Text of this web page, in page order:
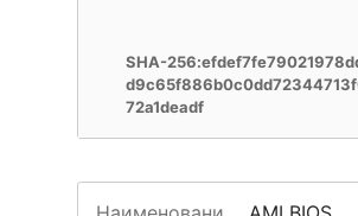
SHA-
72a1deadf